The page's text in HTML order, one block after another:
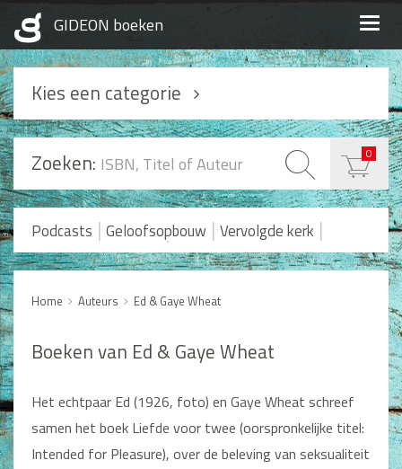
Kies een categorie
Podcasts
Geloofsopbouw
Praktisch Christen zijn
Levensverhalen
Huwelijk en Gezin
Opvoeding
Alle producten
Man / Vrouw
Man
Vrouw
Zoeken: 0
Podcasts | Geloofsopbouw | Vervolgde kerk |
Romans en Verhalen|Koopjes
Home Auteurs Ed & Gaye Wheat
Boeken van Ed & Gaye Wheat
Het echtpaar Ed (1926, foto) en Gaye Wheat schreef
samen het boek Liefde voor twee (oorspronkelijke titel:
Intended for Pleasure), over de beleving van seksualiteit